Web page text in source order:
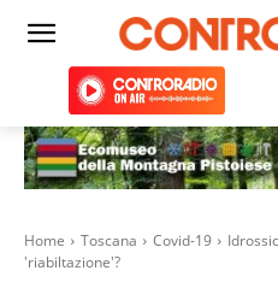
Home Toscana Covid-19
'riabiltazione'?